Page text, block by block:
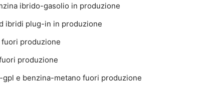
ibrido-gasolio in produzione
ibridi plug-in in produzione
produzione
produzione
e benzina-metano fuori produzione